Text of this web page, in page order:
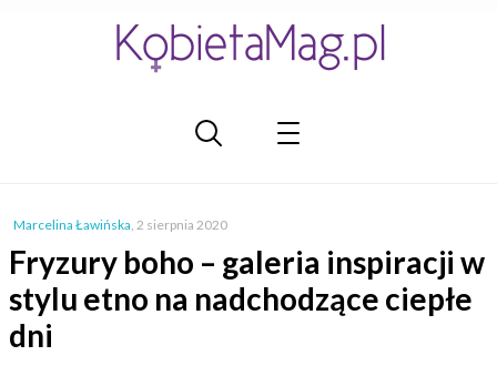
Marcelina Ławińska, 2 sierpnia 2020
Fryzury boho – galeria inspiracji w
stylu etno na nadchodzące ciepłe
dni